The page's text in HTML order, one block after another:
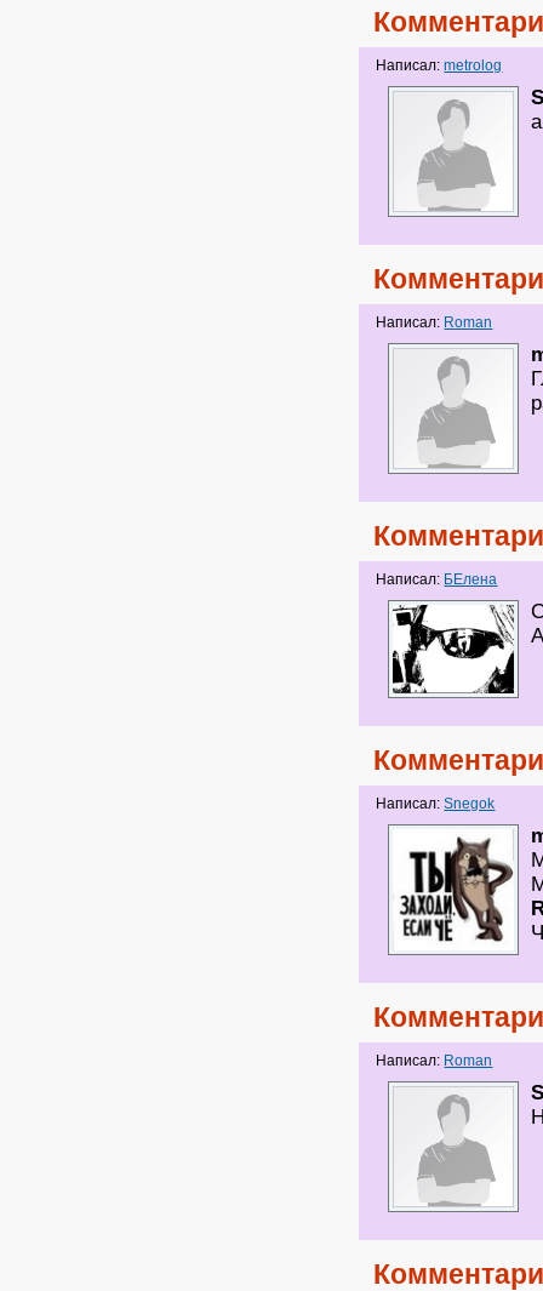
Написал:metrolog
Написал: Roman
Написал: БЕлена
Написал:Snegok
Написал: Roman